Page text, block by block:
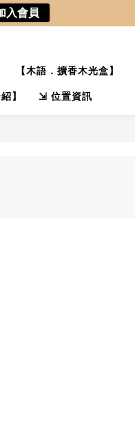
【木語．擴香木光盒】
】 ⇲ 位置資訊
入會員